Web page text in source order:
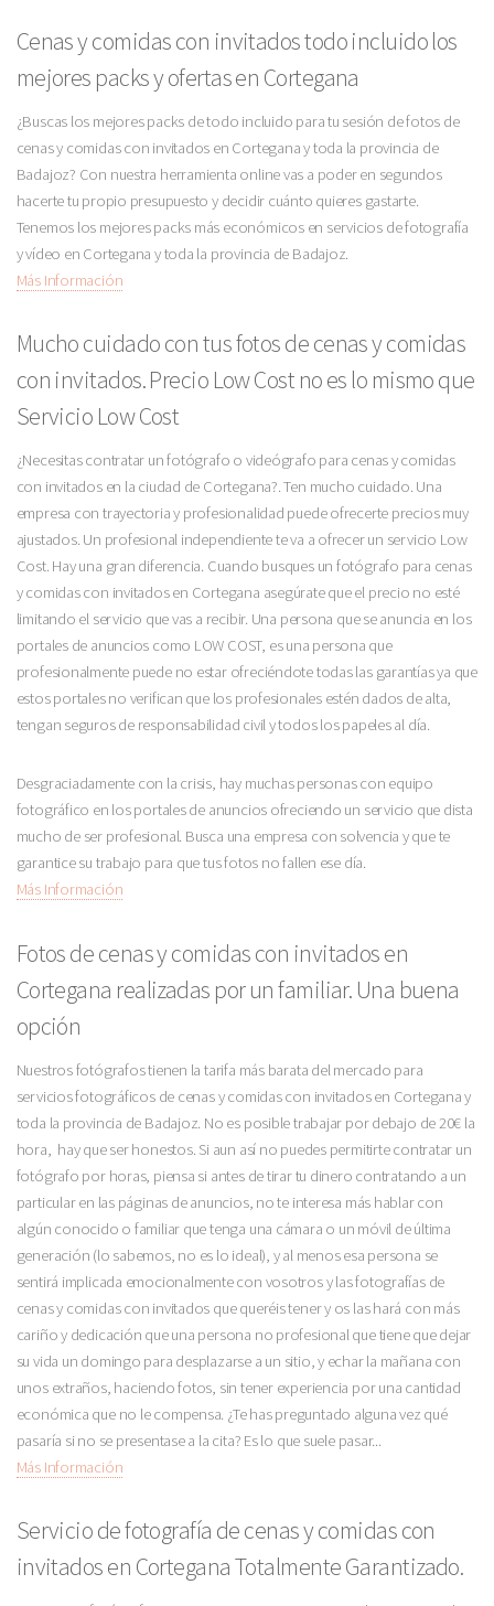
Cenas y comidas con invitados todo incluido los
mejores packs y ofertas en Cortegana
¿Buscas los mejores packs de todo incluido para tu sesión de fotos de
cenas y comidas con invitados en Cortegana y toda la provincia de
Badajoz? Con nuestra herramienta online vas a poder en segundos
hacerte tu propio presupuesto y decidir cuánto quieres gastarte.
Tenemos los mejores packs más económicos en servicios de fotografía
y vídeo en Cortegana y toda la provincia de Badajoz.
Más Información
Mucho cuidado con tus fotos de cenas y comidas
con invitados. Precio Low Cost no es lo mismo que
Servicio Low Cost
¿Necesitas contratar un fotógrafo o videógrafo para cenas y comidas
con invitados en la ciudad de Cortegana?. Ten mucho cuidado. Una
empresa con trayectoria y profesionalidad puede ofrecerte precios muy
ajustados. Un profesional independiente te va a ofrecer un servicio Low
Cost. Hay una gran diferencia. Cuando busques un fotógrafo para cenas
y comidas con invitados en Cortegana asegúrate que el precio no esté
limitando el servicio que vas a recibir. Una persona que se anuncia en los
portales de anuncios como LOW COST, es una persona que
profesionalmente puede no estar ofreciéndote todas las garantías ya que
estos portales no verifican que los profesionales estén dados de alta,
tengan seguros de responsabilidad civil y todos los papeles al día.
Desgraciadamente con la crisis, hay muchas personas con equipo
fotográfico en los portales de anuncios ofreciendo un servicio que dista
mucho de ser profesional. Busca una empresa con solvencia y que te
garantice su trabajo para que tus fotos no fallen ese día.
Más Información
Fotos de cenas y comidas con invitados en
Cortegana realizadas por un familiar. Una buena
opción
Nuestros fotógrafos tienen la tarifa más barata del mercado para
servicios fotográficos de cenas y comidas con invitados en Cortegana y
toda la provincia de Badajoz. No es posible trabajar por debajo de 20€ la
hora, hay que ser honestos. Si aun así no puedes permitirte contratar un
fotógrafo por horas, piensa si antes de tirar tu dinero contratando a un
particular en las páginas de anuncios, no te interesa más hablar con
algún conocido o familiar que tenga una cámara o un móvil de última
generación (lo sabemos, no es lo ideal), y al menos esa persona se
sentirá implicada emocionalmente con vosotros y las fotografías de
cenas y comidas con invitados que queréis tener y os las hará con más
cariño y dedicación que una persona no profesional que tiene que dejar
su vida un domingo para desplazarse a un sitio, y echar la mañana con
unos extraños, haciendo fotos, sin tener experiencia por una cantidad
económica que no le compensa. ¿Te has preguntado alguna vez qué
pasaría si no se presentase a la cita? Es lo que suele pasar...
Más Información
Servicio de fotografía de cenas y comidas con
invitados en Cortegana Totalmente Garantizado.